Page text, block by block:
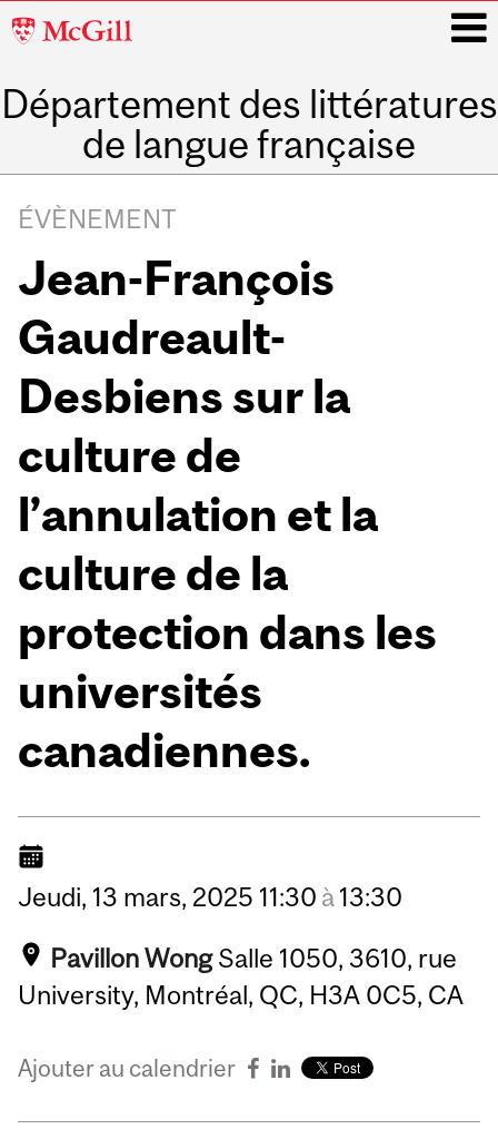
McGill
Département des littératures
de langue française
i
navigation
ÉVÈNEMENT
Jean-François
Gaudreault-
Desbiens sur la
culture de
l’annulation et la
culture de la
protection dans les
universités
canadiennes.
Jeudi, 13 mars, 2025 11:30 à13:30
Pavillon Wong Salle 1050, 3610, rue
University, Montréal, QC, H3A 0C5, CA
Ajouter au calendrier